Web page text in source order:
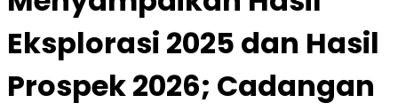
Eksplorasi 2025 dan Hasil
Prospek 2026; Cadangan